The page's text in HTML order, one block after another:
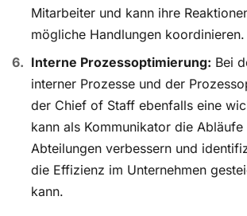
Mitarbeiter und kann ihre
mögliche Handlungen koordinieren.
Interne Prozessoptimierung: Bei
interner Prozesse und der
der Chief of Staff ebenfalls eine
kann als Kommunikator die
Abteilungen verbessern und
die Effizienz im Unternehmen
kann.